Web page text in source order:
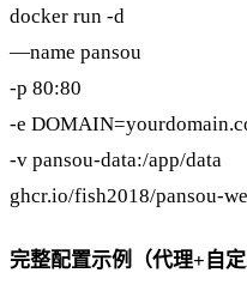
docker run -d
—name pansou
-p 80:80
-e
-v pansou-data:/app/data
ghcr.io/fish2018/pansou-
完整配置示例（代理+自定